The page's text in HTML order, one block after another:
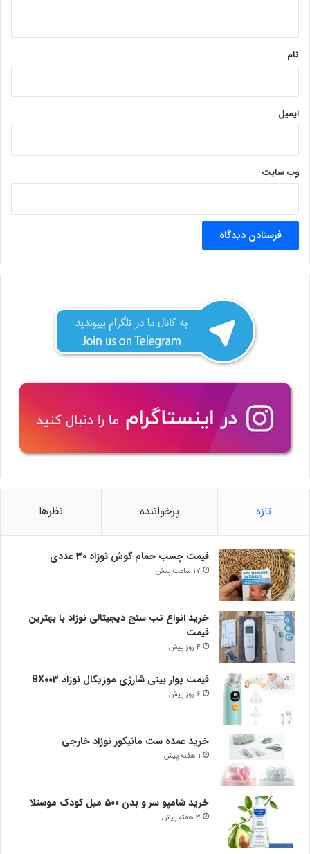
نام
ایمیل
وب‌ سایت
تازه پرخواننده نظرها
قیمت چسب حمام گوش نوزاد 30 عددی
17 ساعت پیش
خرید انواع تب سنج دیجیتالی نوزاد با بهترین
قیمت
4 روز پیش
قیمت پوار بینی شارژی موزیکال نوزاد BX003
6 روز پیش
خرید عمده ست مانیکور نوزاد خارجی
1 هفته پیش
خرید شامپو سر و بدن 500 میل کودک موستلا
3 هفته پیش